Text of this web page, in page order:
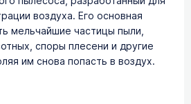
воздуха. Его основная
мельчайшие частицы пыли,
споры плесени и другие
им снова попасть в воздух.